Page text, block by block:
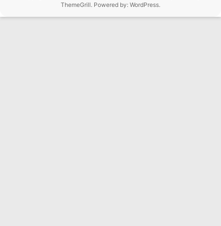
ThemeGrill. Powered by: WordPress.